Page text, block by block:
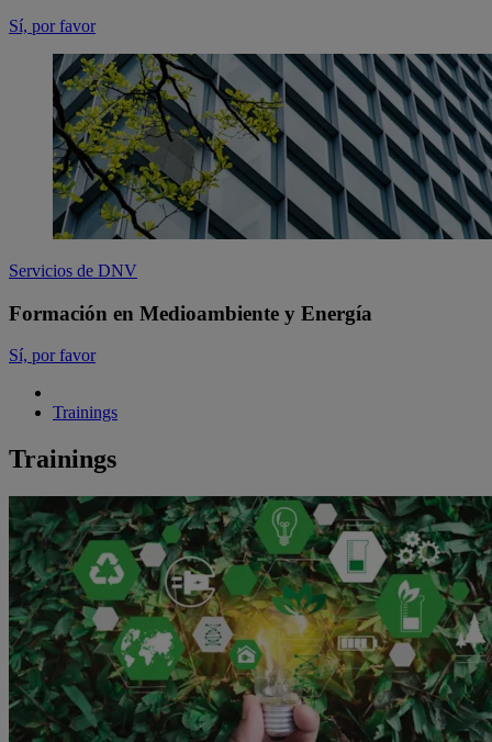
Sí, por favor
Servicios de DNV
Formación en Medioambiente y Energía
Sí, por favor
Trainings
Trainings